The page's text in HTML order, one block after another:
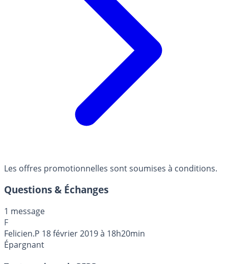
Les offres promotionnelles sont soumises à conditions.
Questions & Échanges
1 message
F
Felicien.P 18 février 2019 à 18h20min
Épargnant